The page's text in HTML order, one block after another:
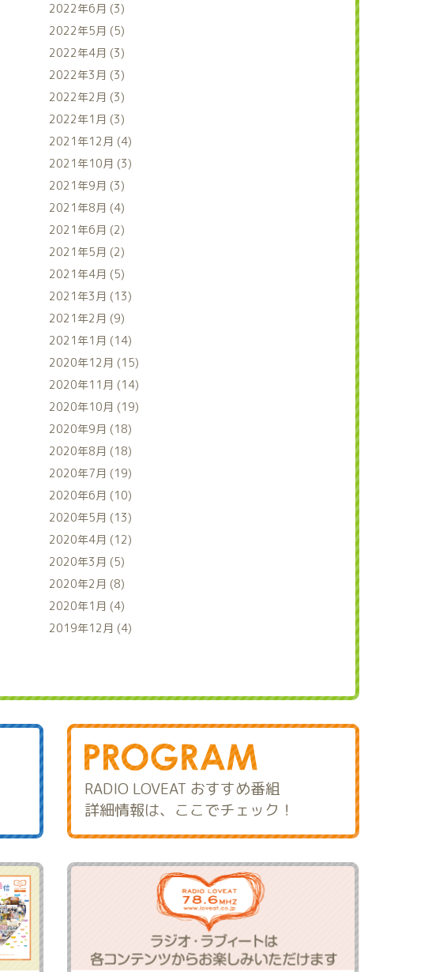
2022年6月 (3)
2022年5月 (5)
2022年4月 (3)
2022年3月 (3)
2022年2月 (3)
2022年1月 (3)
2021年12月 (4)
2021年10月 (3)
2021年9月 (3)
2021年8月 (4)
2021年6月 (2)
2021年5月 (2)
2021年4月 (5)
2021年3月 (13)
2021年2月 (9)
2021年1月 (14)
2020年12月 (15)
2020年11月 (14)
2020年10月 (19)
2020年9月 (18)
2020年8月 (18)
2020年7月 (19)
2020年6月 (10)
2020年5月 (13)
2020年4月 (12)
2020年3月 (5)
2020年2月 (8)
2020年1月 (4)
2019年12月 (4)
RADIO LOVEAT おすすめ番組
詳細情報は、ここでチェック！